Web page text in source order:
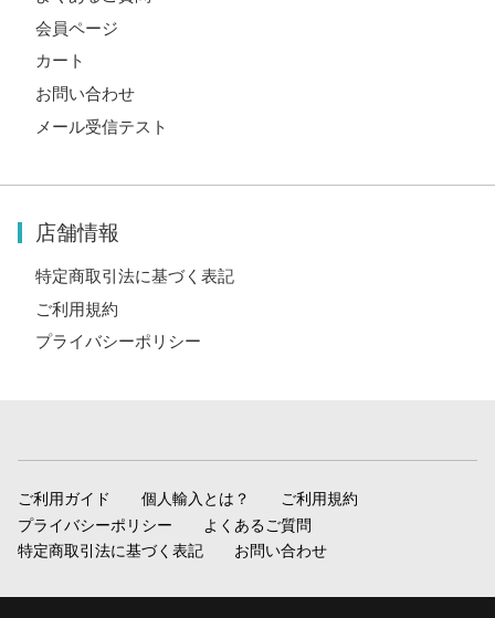
会員ページ
カート
お問い合わせ
メール受信テスト
店舗情報
特定商取引法に基づく表記
ご利用規約
プライバシーポリシー
ご利用ガイド 個人輸入とは？
ご利用規約
プライバシーポリシー
よくあるご質問
特定商取引法に基づく表記
お問い合わせ